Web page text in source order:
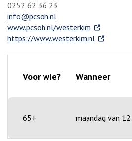
0252 62 36 23
info@pcsoh.nl
www.pcsoh.nl/westerkim . Externe link
https://www.westerkim.nl. Externe link
Voor wie? Wanneer
65+ maandag van